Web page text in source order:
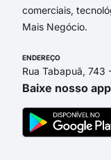
comerciais,
Mais Negócio.
ENDEREÇO
Rua Tabapuã, 743
Baixe nosso app